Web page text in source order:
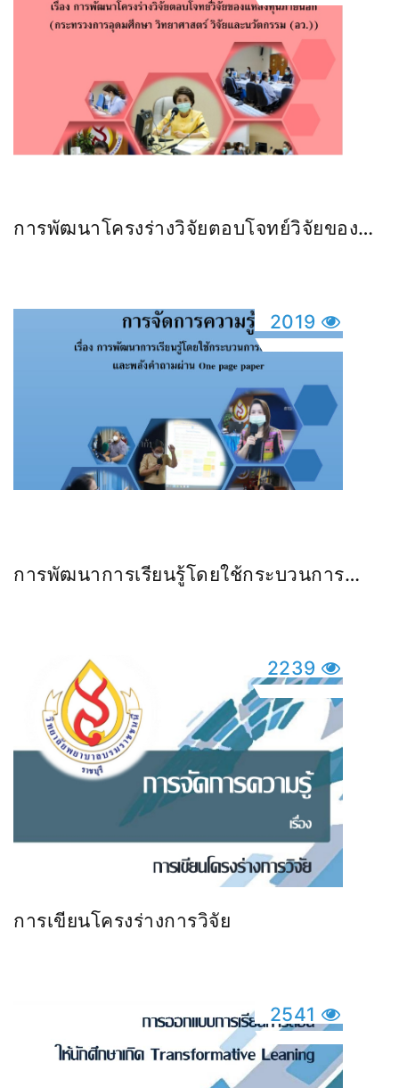
การพัฒนาโครงร่างวิจัยตอบโจทย์วิจัยของ
2019
การพัฒนาการเรียนรู้โดยใช้กระบวนการ
2239
การเขียนโครงร่างการวิจัย
2541